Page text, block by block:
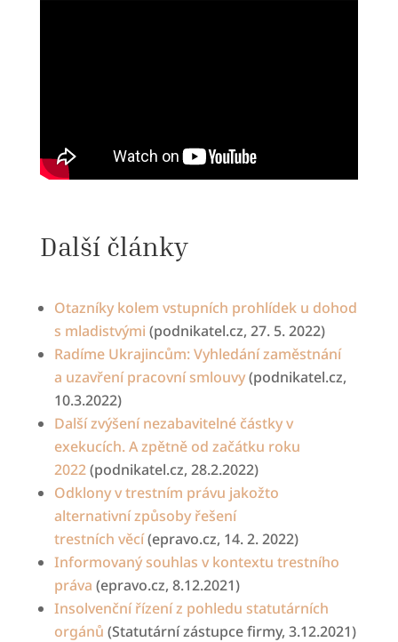
Další články
Otazníky kolem vstupních prohlídek u dohod
s mladistvými (podnikatel.cz, 27. 5. 2022)
Radíme Ukrajincům: Vyhledání zaměstnání
a uzavření pracovní smlouvy(podnikatel.cz,
10.3.2022)
Další zvýšení nezabavitelné částky v
exekucích. Azpětně od začátku roku
2022(podnikatel.cz, 28.2.2022)
Odklony v trestním právu jakožto
alternativní způsoby řešení
trestních věcí(epravo.cz, 14. 2. 2022)
Informovaný souhlas v kontextu trestního
práva (epravo.cz, 8.12.2021)
Insolvenční řízení z pohledu statutárních
orgánů (Statutární zástupce firmy, 3.12.2021)